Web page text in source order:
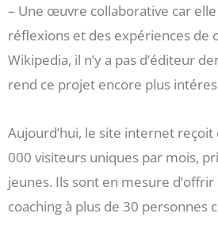
– Une œuvre collaborative car elle
réflexions et des expériences de
Wikipedia, il n’y a pas d’éditeur
rend ce projet encore plus
Aujourd’hui, le site internet
000 visiteurs uniques par mois,
jeunes. Ils sont en mesure d’offrir
coaching à plus de 30 personnes